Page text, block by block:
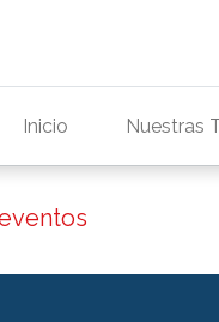
Inicio Nuestras